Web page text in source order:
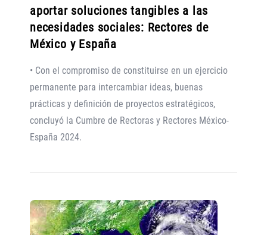
aportar soluciones tangibles a las
necesidades sociales: Rectores de
México y España
• Con el compromiso de constituirse en un ejercicio
permanente para intercambiar ideas, buenas
prácticas y definición de proyectos estratégicos,
concluyó la Cumbre de Rectoras y Rectores México-
España 2024.